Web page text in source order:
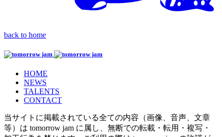
back to home
HOME
NEWS
TALENTS
CONTACT
当サイトに掲載されている全ての内容（画像、音声、文章
等）は tomorrow jam に属し、無断での転載・転用・複写・